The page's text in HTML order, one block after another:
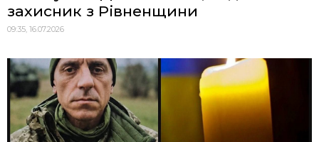
захисник з Рівненщини
09:35, 16.07.2026